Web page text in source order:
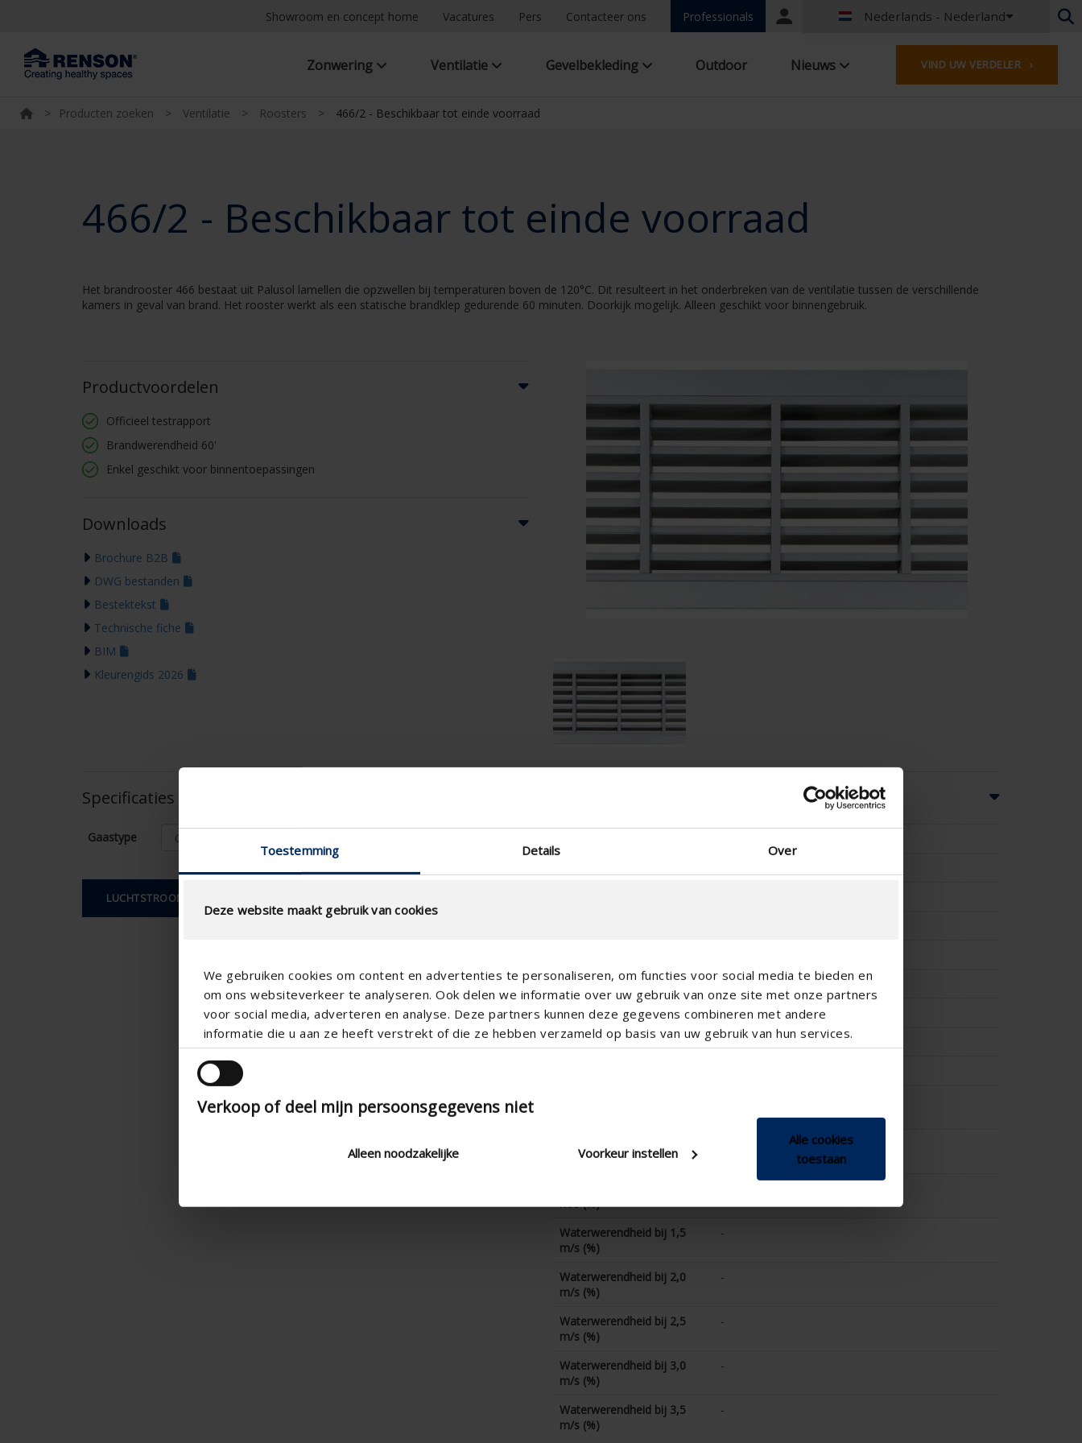
Toestemming Details Over
Deze website maakt gebruik van cookies
We gebruiken cookies om content en advertenties te personaliseren, om functies voor social media te bieden en
om ons websiteverkeer te analyseren. Ook delen we informatie over uw gebruik van onze site met onze partners
voor social media, adverteren en analyse. Deze partners kunnen deze gegevens combineren met andere
informatie die u aan ze heeft verstrekt of die ze hebben verzameld op basis van uw gebruik van hun services.
Verkoop of deel mijn persoonsgegevens niet
Alleen noodzakelijke Voorkeur instellen
Alle cookies
toestaan
Showroom en concept home Vacatures Pers Contacteer ons Professionals
Portal
Nederlands - Nederland
Nederlands - België
Frans - België
Nederlands - Nederland
Tsjechisch - Tsjechië
Hongaars - Hongarije
Zweeds - Zweden
Engels - Ierland
Engels - Canada
Midden-Oosten
Russisch - Rusland
Chinees - China
Zonwering Ventilatie Gevelbekleding Outdoor Nieuws VIND UW VERDELER ›
> Producten zoeken > Ventilatie > Roosters > 466/2 - Beschikbaar tot einde voorraad
466/2 - Beschikbaar tot einde voorraad
Het brandrooster 466 bestaat uit Palusol lamellen die opzwellen bij temperaturen boven de 120°C. Dit resulteert in het onderbreken van de ventilatie tussen de verschillende
kamers in geval van brand. Het rooster werkt als een statische brandklep gedurende 60 minuten. Doorkijk mogelijk. Alleen geschikt voor binnengebruik.
Productvoordelen
Officieel testrapport
Brandwerendheid 60'
Enkel geschikt voor binnentoepassingen
Downloads
Brochure B2B
DWG bestanden
Bestektekst
Technische fiche
BIM
Kleurengids 2026
Specificaties op basis van uw berekening
Gaastype
LUCHTSTROOMBEREKENING
K-factor luchttoevoer
6.8
CE-coëfficient
0.383
K-factor luchtafvoer
6.8
m/s (%)
m/s (%)
Waterwerendheid bij 1,5
m/s (%)
-
Waterwerendheid bij 2,0
m/s (%)
-
Waterwerendheid bij 2,5
m/s (%)
-
Waterwerendheid bij 3,0
m/s (%)
-
Waterwerendheid bij 3,5
m/s (%)
-